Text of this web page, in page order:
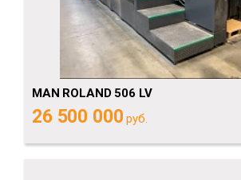
MAN ROLAND 506 LV
26 500 000 руб.